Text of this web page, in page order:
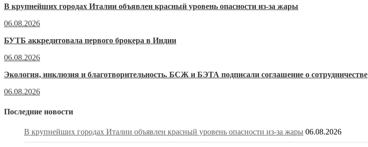
В крупнейших городах Италии объявлен красный уровень опасности из-за жары
06.08.2026
БУТБ аккредитовала первого брокера в Индии
06.08.2026
Экология, инклюзия и благотворительность. БСЖ и БЭТА подписали соглашение о сотрудничестве
06.08.2026
Последние новости
В крупнейших городах Италии объявлен красный уровень опасности из-за жары 06.08.2026